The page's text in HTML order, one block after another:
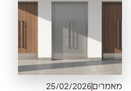
25/02/2026